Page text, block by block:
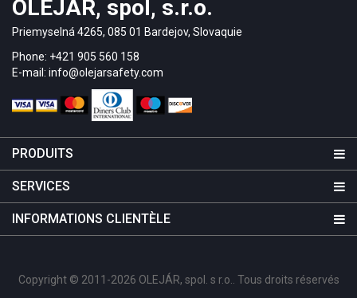
OLEJÁR, spol, s.r.o.
Priemyselná 4265, 085 01 Bardejov, Slovaquie
Phone: +421 905 560 158
E-mail: info@olejarsafety.com
PRODUITS
SERVICES
INFORMATIONS CLIENTÈLE
Copyright © 2011-2026 OLEJÁR, spol. s r.o.. Tous droits réservés